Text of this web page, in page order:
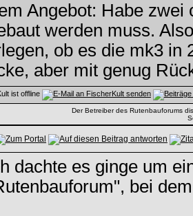
Angebot: Habe zwei
werden muss.
ob es die mk3 in
aber mit genug
Der Betreiber des Rutenbauforums
dachte es ginge um
bei